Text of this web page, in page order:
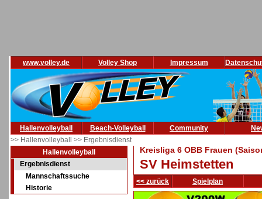
www.volley.de Volley Shop Impressum
Hallenvolleyball Beach-Volleyball Community
>> Hallenvolleyball >> Ergebnisdienst
Hallenvolleyball
Ergebnisdienst
Mannschaftssuche
Historie
Kreisliga 6 OBB Frauen
SV Heimstetten
<< zurück Spielplan